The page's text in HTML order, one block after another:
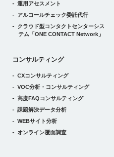
運用アセスメント
アルコールチェック委託代行
クラウド型コンタクトセンターシス
テム 「ONE CONTACT Network」
コンサルティング
CXコンサルティング
VOC分析・コンサルティング
高度FAQコンサルティング
課題解決データ分析
WEBサイト分析
オンライン覆面調査